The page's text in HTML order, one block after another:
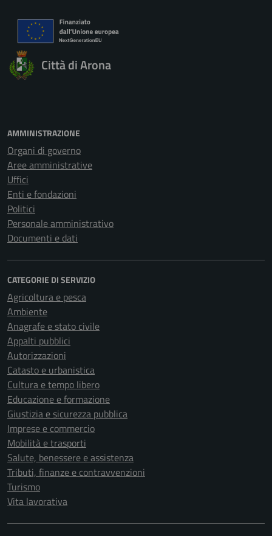
Città di Arona
AMMINISTRAZIONE
Organi di governo
Aree amministrative
Uffici
Enti e fondazioni
Politici
Personale amministrativo
Documenti e dati
CATEGORIE DI SERVIZIO
Agricoltura e pesca
Ambiente
Anagrafe e stato civile
Appalti pubblici
Autorizzazioni
Catasto e urbanistica
Cultura e tempo libero
Educazione e formazione
Giustizia e sicurezza pubblica
Imprese e commercio
Mobilità e trasporti
Salute, benessere e assistenza
Tributi, finanze e contravvenzioni
Turismo
Vita lavorativa